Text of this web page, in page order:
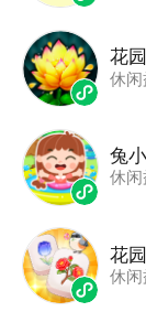
花
休闲
兔
休闲
花
休闲